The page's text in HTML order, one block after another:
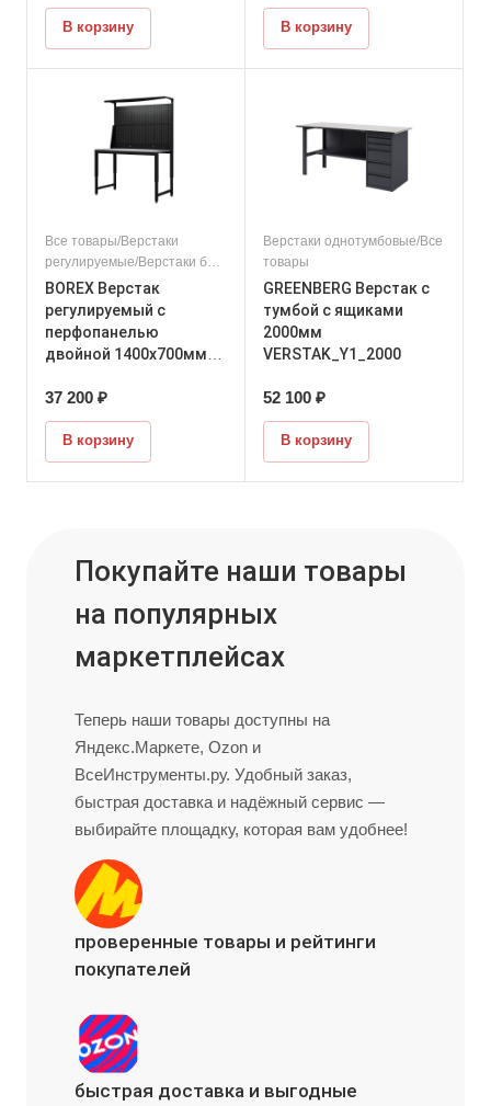
В корзину В корзину
Все товары/Верстаки
регулируемые/Верстаки без
тумбы
BOREX Верстак
регулируемый с
перфопанелью
двойной 1400х700мм
х700
37 200 ₽
В корзину
Верстаки однотумбовые/Все
товары
GREENBERG Верстак с
тумбой с ящиками
2000мм
VERSTAK_Y1_2000
52 100 ₽
В корзину
Покупайте наши товары
на популярных
маркетплейсах
Теперь наши товары доступны на
Яндекс.Маркете, Ozon и
ВсеИнструменты.ру. Удобный заказ,
быстрая доставка и надёжный сервис —
выбирайте площадку, которая вам удобнее!
проверенные товары и рейтинги
покупателей
быстрая доставка и выгодные